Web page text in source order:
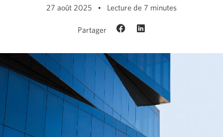
27 août 2025
Lecture de 7 minutes
Partager